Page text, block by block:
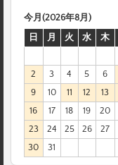
今月(2026年8月)
日
月 火 水 木
2
3 4 5 6
9
10 11 12 13
16
17 18 19 20
23
24 25 26 27
30
31